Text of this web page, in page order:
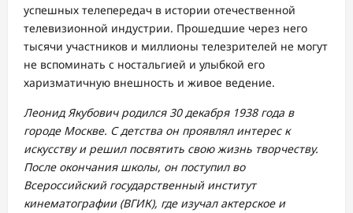
успешных телепередач в истории отечественной
телевизионной индустрии. Прошедшие через него
тысячи участников и миллионы телезрителей не могут
не вспоминать с ностальгией и улыбкой его
харизматичную внешность и живое ведение.
Леонид Якубович родился 30 декабря 1938 года в
городе Москве. С детства он проявлял интерес к
искусству и решил посвятить свою жизнь творчеству.
После окончания школы, он поступил во
Всероссийский государственный институт
кинематографии (ВГИК), где изучал актерское и